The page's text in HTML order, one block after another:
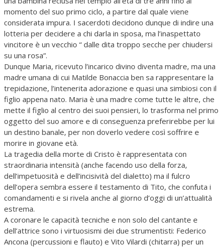
momento del suo primo ciclo, a partire dal quale viene
considerata impura. I sacerdoti decidono dunque di indire una
lotteria per decidere a chi darla in sposa, ma l’inaspettato
vincitore è un vecchio “ dalle dita troppo secche per chiudersi
su una rosa”.
Dunque Maria, ricevuto l’incarico divino diventa madre, ma una
madre umana di cui Matilde Bonaccia ben sa rappresentare la
trepidazione, l’intenerita adorazione e quasi una simbiosi con il
figlio appena nato. Maria è una madre come tutte le altre, che
mette il figlio al centro dei suoi pensieri, lo trasforma nel primo
oggetto del suo amore e di conseguenza preferirebbe per lui
un destino banale, per non doverlo vedere così soffrire e
morire in giovane età.
La tragedia della morte di Cristo è rappresentata con
straordinaria intensità (anche facendo uso della forza,
dell’impetuosità e dell’incisività del dialetto) ma il fulcro
dell’opera sembra essere il testamento di Tito, che confuta i
comandamenti e si rivela anche al giorno d’oggi di un’attualità
estrema.
A coronare le capacità tecniche e non solo del cantante e
dell’attrice sono i virtuosismi dei due strumentisti: Federico
Ancona (percussioni e flauto) e Vito Vilardi (chitarra) per un